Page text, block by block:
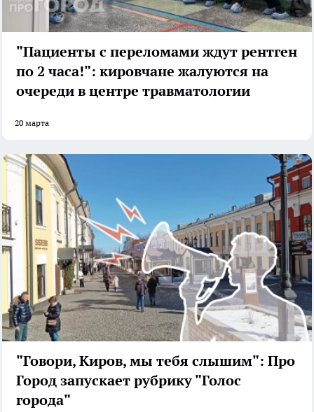
"Пациенты с переломами ждут рентген
по 2 часа!": кировчане жалуются на
очереди в центре травматологии
20 марта
"Говори, Киров, мы тебя слышим": Про
Город запускает рубрику "Голос
города"